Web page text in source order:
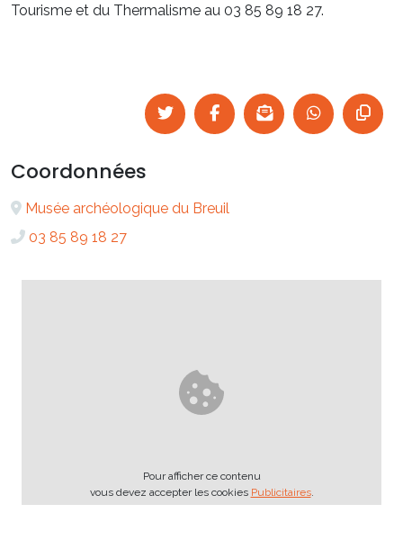
Tourisme et du Thermalisme au 03 85 89 18 27.
Coordonnées
Musée archéologique du Breuil
03 85 89 18 27
Pour afficher ce contenu
vous devez accepter les cookies Publicitaires.